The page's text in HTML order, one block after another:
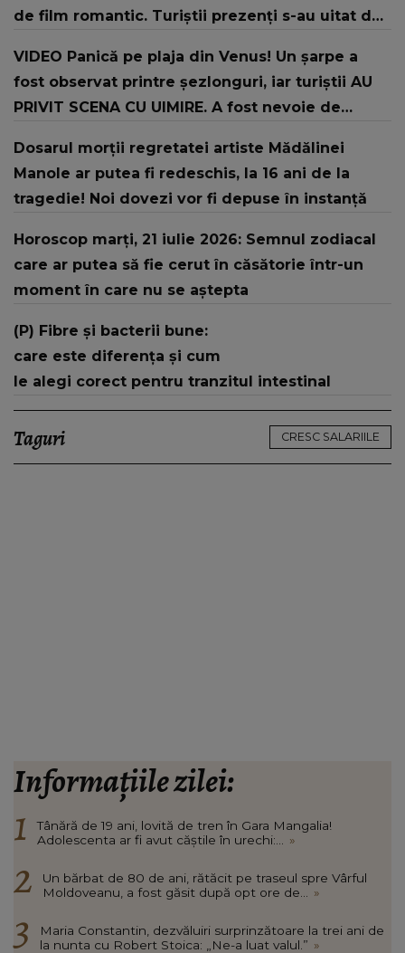
de film romantic. Turiștii prezenți s-au uitat de
VIDEO Panică pe plaja din Venus! Un şarpe a
fost observat printre şezlonguri, iar turiştii AU
PRIVIT SCENA CU UIMIRE. A fost nevoie de
Dosarul morții regretatei artiste Mădălinei
Manole ar putea fi redeschis, la 16 ani de la
tragedie! Noi dovezi vor fi depuse în instanță
Horoscop marți, 21 iulie 2026: Semnul zodiacal
care ar putea să fie cerut în căsătorie într-un
moment în care nu se aștepta
(P) Fibre și bacterii bune:
care este diferența și cum
le alegi corect pentru tranzitul intestinal
Taguri CRESC SALARIILE
Informațiile zilei:
Tânără de 19 ani, lovită de tren în Gara Mangalia!
Adolescenta ar fi avut căștile în urechi:...
»
Un bărbat de 80 de ani, rătăcit pe traseul spre Vârful
Moldoveanu, a fost găsit după opt ore de...
»
Maria Constantin, dezvăluiri surprinzătoare la trei ani de
la nunta cu Robert Stoica: „Ne-a luat valul.” »